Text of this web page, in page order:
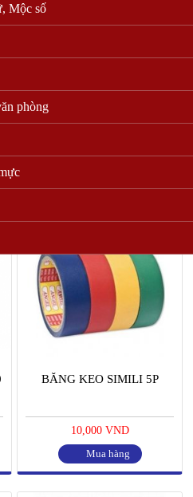
Mộc số
phòng
BĂNG KEO ĐỤC 5F - 100
Mua hàng
BĂNG KEO SIMILI 5P
10,000 VND
Mua hàng